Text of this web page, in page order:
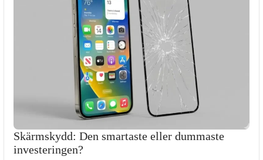
Skärmskydd: Den smartaste eller dummaste
investeringen?